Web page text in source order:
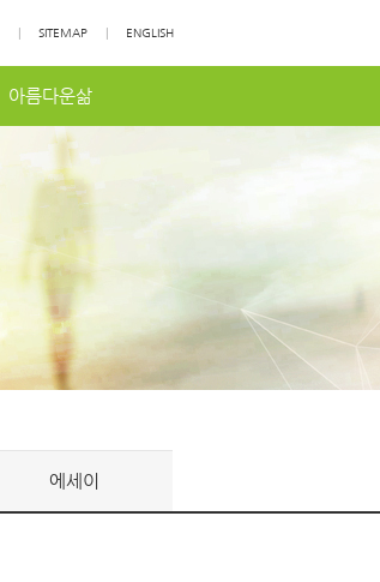
SITEMAP ENGLISH
아름다운삶
에세이